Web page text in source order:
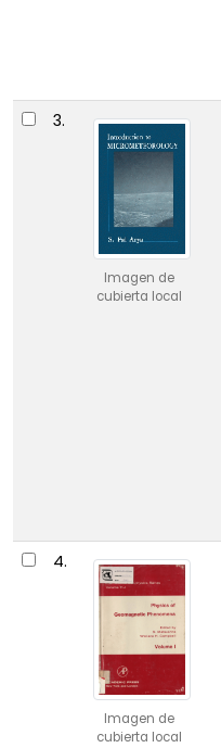
3.
Imagen de
cubierta local
4.
Imagen de
cubierta local